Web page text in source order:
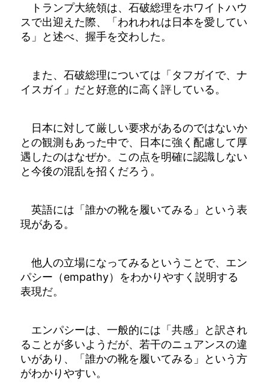
トランプ大統領は、石破総理をホワイトハウ
スで出迎えた際、「われわれは日本を愛してい
る」と述べ、握手を交わした。
また、石破総理については「タフガイで、ナ
イスガイ」だと好意的に高く評している。
日本に対して厳しい要求があるのではないか
との観測もあった中で、日本に強く配慮して厚
遇したのはなぜか。この点を明確に認識しない
と今後の混乱を招くだろう。
英語には「誰かの靴を履いてみる」という表
現がある。
他人の立場になってみるということで、エン
パシー（empathy）をわかりやすく説明する
表現だ。
エンパシーは、一般的には「共感」と訳され
ることが多いようだが、若干のニュアンスの違
いがあり、「誰かの靴を履いてみる」という方
がわかりやすい。